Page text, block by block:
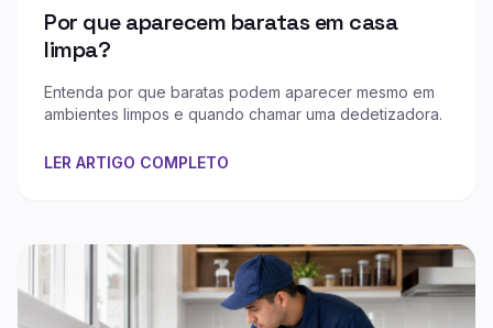
Por que aparecem baratas em casa
limpa?
Entenda por que baratas podem aparecer mesmo em
ambientes limpos e quando chamar uma dedetizadora.
LER ARTIGO COMPLETO